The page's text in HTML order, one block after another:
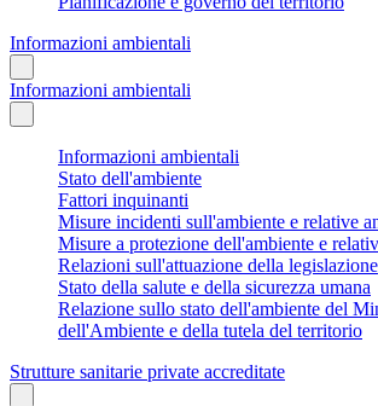
Informazioni ambientali
Informazioni ambientali
Informazioni ambientali
Stato dell'ambiente
Fattori inquinanti
Misure incidenti sull'ambiente e relative
Misure a protezione dell'ambiente e
Relazioni sull'attuazione della legislazione
Stato della salute e della sicurezza umana
Relazione sullo stato dell'ambiente del
dell'Ambiente e della tutela del territorio
Strutture sanitarie private accreditate